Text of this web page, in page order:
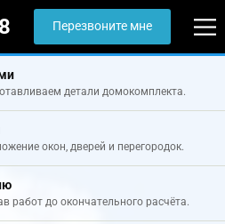
Перезвоните мне
детали домокомплекта.
окон, дверей и перегородок.
работ до окончательного расчёта.